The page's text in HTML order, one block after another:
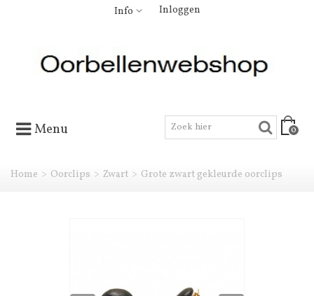
Info Inloggen
Menu 0
Home > Oorclips > Zwart > Grote zwart gekleurde oorclips